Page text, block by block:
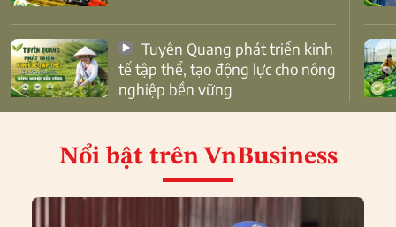
tế tập thể, tạo động lực cho nông
nghiệp bền vững
Nổi bật trên VnBusiness